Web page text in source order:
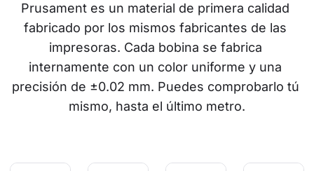
Prusament es un material de primera calidad
fabricado por los mismos fabricantes de las
impresoras. Cada bobina se fabrica
internamente con un color uniforme y una
precisión de ±0.02 mm. Puedes comprobarlo tú
mismo, hasta el último metro.